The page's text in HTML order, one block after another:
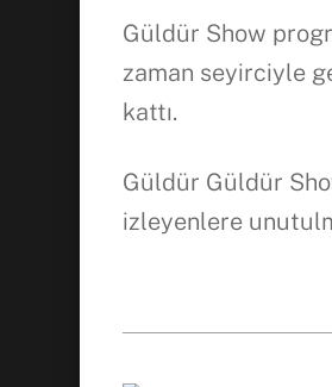
Güldür Show
zaman seyirciyle
kattı.
Güldür Güldür
izleyenlere